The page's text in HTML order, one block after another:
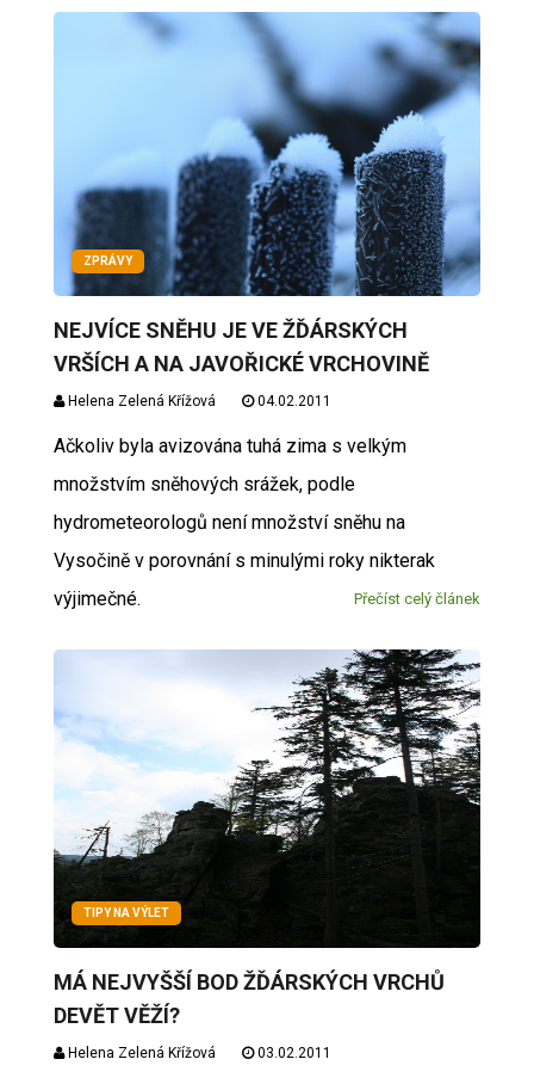
ZPRÁVY
NEJVÍCE SNĚHU JE VE ŽĎÁRSKÝCH
VRŠÍCH A NA JAVOŘICKÉ VRCHOVINĚ
Helena Zelená Křížová 04.02.2011
Ačkoliv byla avizována tuhá zima s velkým
množstvím sněhových srážek, podle
hydrometeorologů není množství sněhu na
Vysočině v porovnání s minulými roky nikterak
výjimečné.
Přečíst celý článek
TIPY NA VÝLET
MÁ NEJVYŠŠÍ BOD ŽĎÁRSKÝCH VRCHŮ
DEVĚT VĚŽÍ?
Helena Zelená Křížová 03.02.2011